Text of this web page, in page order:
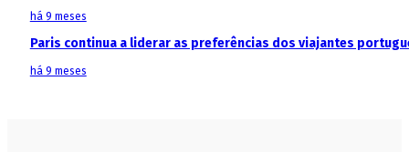
há 9 meses
Paris continua a liderar as preferências dos viajantes
há 9 meses